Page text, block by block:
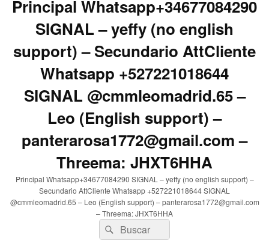
Principal Whatsapp+34677084290
SIGNAL – yeffy (no english
support) – Secundario AttCliente
Whatsapp +527221018644
SIGNAL @cmmleomadrid.65 –
Leo (English support) –
panterarosa1772@gmail.com –
Threema: JHXT6HHA
Principal Whatsapp+34677084290 SIGNAL – yeffy (no english support) –
Secundario AttCliente Whatsapp +527221018644 SIGNAL
@cmmleomadrid.65 – Leo (English support) – panterarosa1772@gmail.com
– Threema: JHXT6HHA
Buscar
por:
Buscar